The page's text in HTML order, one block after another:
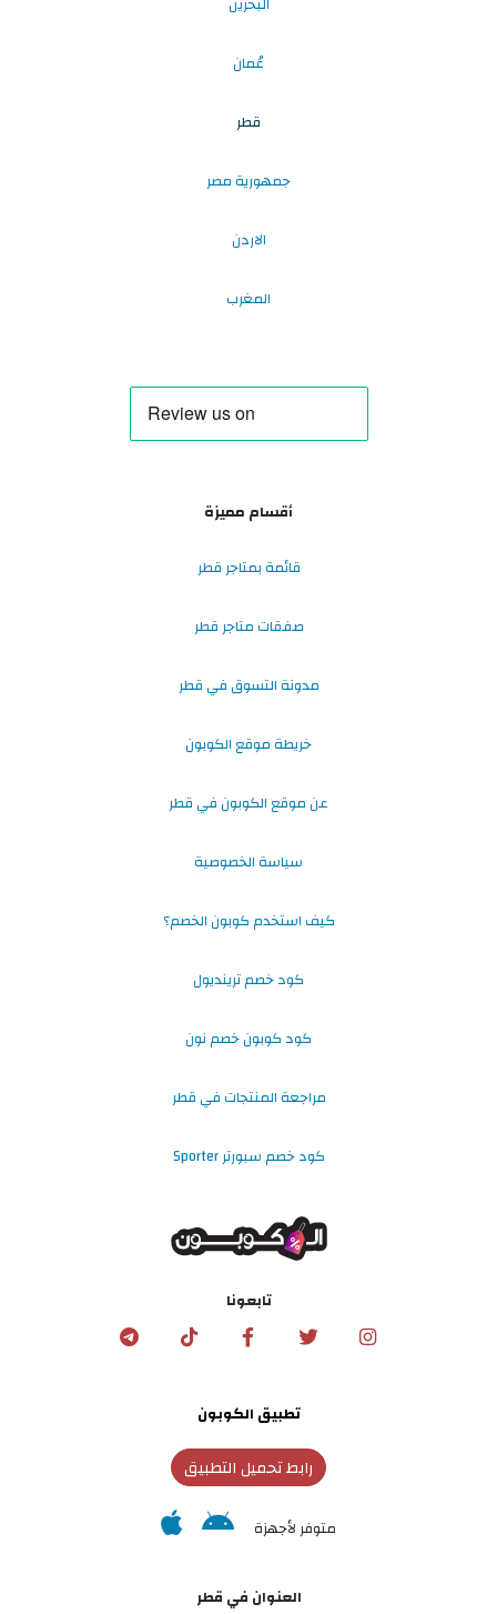
عُمان
قطر
جمهورية مصر
الاردن
المغرب
أقسام مميزة
قائمة بمتاجر قطر
صفقات متاجر قطر
مدونة التسوق في قطر
خريطة موقع الكوبون
عن موقع الكوبون في قطر
سياسة الخصوصية
كيف استخدم كوبون الخصم؟
كود خصم ترينديول
كود كوبون خصم نون
مراجعة المنتجات في قطر
كود خصم سبورتر Sporter
تابعونا
تطبيق الكوبون
رابط تحميل التطبيق
متوفر لأجهزة
العنوان في قطر